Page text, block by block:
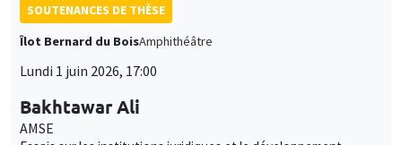
SOUTENANCES DE THÈSE
Îlot Bernard du BoisAmphithéâtre
Lundi 1 juin 2026, 17:00
Bakhtawar Ali
AMSE